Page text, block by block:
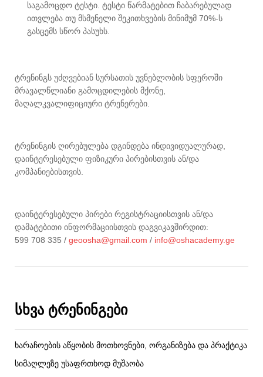
საგამოცდო ტესტი. ტესტი წარმატებით ჩაბარებულად
ითვლება თუ მსმენელი შეკითხვების მინიმუმ 70%-ს
გასცემს სწორ პასუხს.
ტრენინგს უძღვებიან სურსათის უვნებლობის სფეროში
მრავალწლიანი გამოცდილების მქონე,
მაღალკვალიფიციური ტრენერები.
ტრენინგის ღირებულება დგინდება ინდივიდუალურად,
დაინტერესებული ფიზიკური პირებისთვის ან/და
კომპანიებისთვის.
დაინტერესებული პირები რეგისტრაციისთვის ან/და
დამატებითი ინფორმაციისთვის დაგვიკავშირდით:
599 708 335 / geoosha@gmail.com / info@oshacademy.ge
სხვა ტრენინგები
ხარაჩოების აწყობის მოთხოვნები, ორგანიზება და პრაქტიკა
სიმაღლეზე უსაფრთხოდ მუშაობა